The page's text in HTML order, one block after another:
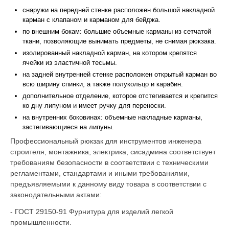
снаружи на передней стенке расположен большой накладной
карман с клапаном и карманом для бейджа.
по внешним бокам: большие объемные карманы из сетчатой
ткани, позволяющие вынимать предметы, не снимая рюкзака.
изолированный накладной карман, на котором крепятся
ячейки из эластичной тесьмы.
на задней внутренней стенке расположен открытый карман во
всю ширину спинки, а также полукольцо и карабин.
дополнительное отделение, которое отстегивается и крепится
ко дну липуном и имеет ручку для переноски.
на внутренних боковинах: объемные накладные карманы,
застегивающиеся на липуны.
Профессиональный рюкзак для инструментов инженера
строителя, монтажника, электрика, сисадмина соответствует
требованиям безопасности в соответствии с техническими
регламентами, стандартами и иными требованиями,
предъявляемыми к данному виду товара в соответствии с
законодательными актами:
- ГОСТ 29150-91 Фурнитура для изделий легкой
промышленности.